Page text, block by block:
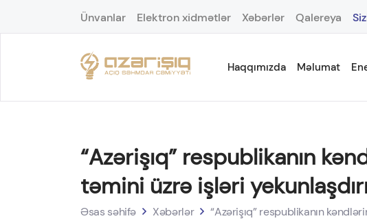
Ünvanlar Elektron xidmətlər Xəbərlər Qalereya
Haqqımızda Məlumat
“Azərişıq” respublikanın
təmini üzrə işləri
Əsas səhifə Xəbərlər “Azərişıq” respublikanın